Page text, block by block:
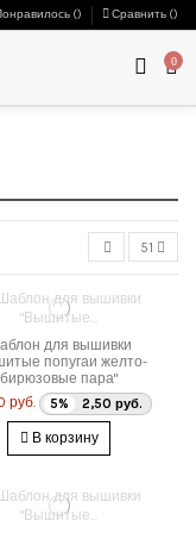
() Сравнить ()
0
51
для вышивки
попугаи желто-
бирюзовые пара"
руб.
5% 2,50 руб.
В корзину